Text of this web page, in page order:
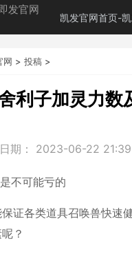
发官网
凯发官网首页-
网 > 投稿 >
利子加灵力
期： 2023-06-22 21:39
不可能亏的
证各类道具召唤兽快速
？